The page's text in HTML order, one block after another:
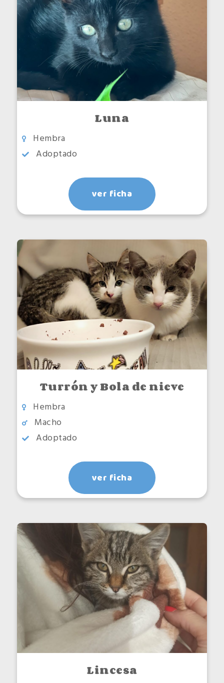
Luna
Hembra
Adoptado
ver ficha
Turrón y Bola de nieve
Hembra
Macho
Adoptado
ver ficha
Lincesa